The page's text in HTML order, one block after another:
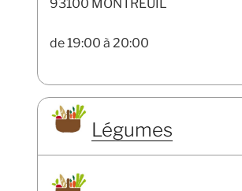
93100 MONTREUIL
de 19:00 à 20:00
Légumes